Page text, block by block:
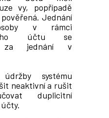
vy, popřípadě
Jednání
v rámci
účtu se
za jednání v
systému
neaktivní a rušit
duplicitní